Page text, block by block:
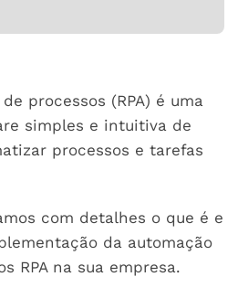
processos (RPA) é uma
simples e intuitiva de
processos e tarefas
com detalhes o que é e
da automação
RPA na sua empresa.